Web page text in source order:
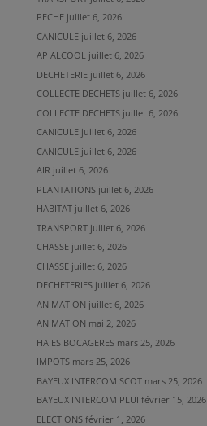
PECHE juillet 6, 2026
CANICULE juillet 6, 2026
AP ALCOOL juillet 6, 2026
DECHETERIE juillet 6, 2026
COLLECTE DECHETS juillet 6, 2026
COLLECTE DECHETS juillet 6, 2026
CANICULE juillet 6, 2026
CANICULE juillet 6, 2026
AIR juillet 6, 2026
PLANTATIONS juillet 6, 2026
HABITAT juillet 6, 2026
TRANSPORT juillet 6, 2026
CHASSE juillet 6, 2026
CHASSE juillet 6, 2026
DECHETERIES juillet 6, 2026
ANIMATION juillet 6, 2026
ANIMATION mai 2, 2026
HAIES BOCAGERES mars 25, 2026
IMPOTS mars 25, 2026
BAYEUX INTERCOM SCOT mars 25, 2026
BAYEUX INTERCOM PLUI février 15, 2026
ELECTIONS février 1, 2026